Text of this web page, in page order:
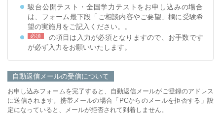
駿台公開テスト・全国学力テストをお申し込みの場合
は、フォーム最下段「ご相談内容やご要望」欄に受験希
望の実施月をご記入ください。。
の項目は入力が必須となりますので、お手数です
が必ず入力をお願いいたします。
自動返信メールの受信について
お申し込みフォームを完了すると、自動返信メールがご登録のアドレス
に送信されます。携帯メールの場合「PCからのメールを拒否する」設
定になっていると、メールが拒否されて到着しません。